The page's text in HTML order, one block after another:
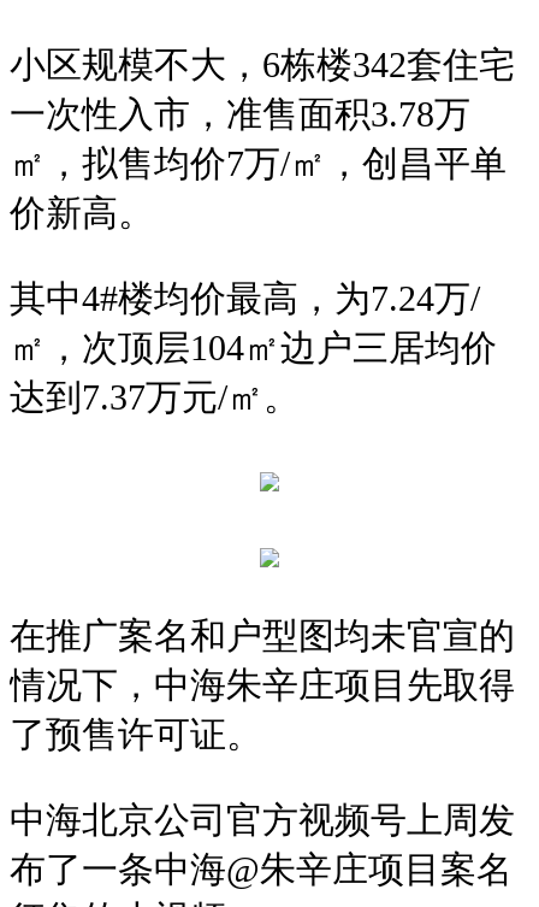
小区规模不大，6栋楼342套住宅
一次性入市，准售面积3.78万
㎡，拟售均价7万/㎡，创昌平单
价新高。
其中4#楼均价最高，为7.24万/
㎡，次顶层104㎡边户三居均价
达到7.37万元/㎡。
在推广案名和户型图均未官宣的
情况下， 中海朱辛庄项目先取得
了预售许可证。
中海北京公司官方视频号上周发
布了一条中海@朱辛庄项目案名